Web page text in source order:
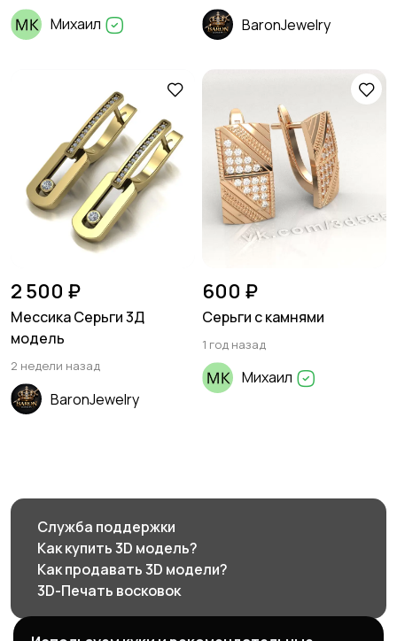
Михаил BaronJewelry
2 500 ₽
Мессика Серьги 3Д
модель
2 недели назад
BaronJewelry
600 ₽
Серьги с камнями
1 год назад
Михаил
Служба поддержки
Как купить 3D модель?
Как продавать 3D модели?
3D-Печать восковок